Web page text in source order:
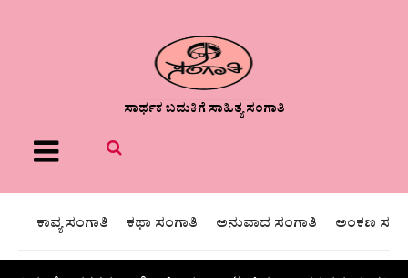
ಸಾರ್ಥಕ ಬದುಕಿಗೆ ಸಾಹಿತ್ಯ ಸಂಗಾತಿ
Menu
ಕಾವ್ಯ ಸಂಗಾತಿ ಕಥಾ ಸಂಗಾತಿ ಅನುವಾದ ಸಂಗಾತಿ ಅಂಕಣ